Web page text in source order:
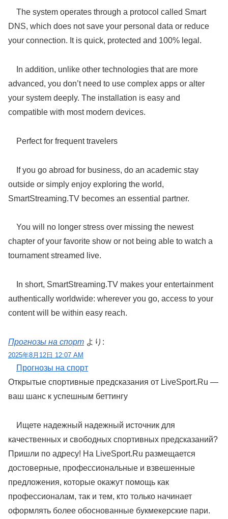
The system operates through a protocol called Smart
DNS, which does not save your personal data or reduce
your connection. It is quick, protected and 100% legal.
In addition, unlike other technologies that are more
advanced, you don’t need to use complex apps or alter
your system deeply. The installation is easy and
compatible with most modern devices.
Perfect for frequent travelers
If you go abroad for business, do an academic stay
outside or simply enjoy exploring the world,
SmartStreaming.TV becomes an essential partner.
You will no longer stress over missing the newest
chapter of your favorite show or not being able to watch a
tournament streamed live.
In short, SmartStreaming.TV makes your entertainment
authentically worldwide: wherever you go, access to your
content will be within easy reach.
Прогнозы на спорт より:
2025年8月12日 12:07 AM
Прогнозы на спорт
Открытые спортивные предсказания от LiveSport.Ru —
ваш шанс к успешным беттингу
Ищете надежный надежный источник для
качественных и свободных спортивных предсказаний?
Пришли по адресу! На LiveSport.Ru размещается
достоверные, профессиональные и взвешенные
предложения, которые окажут помощь как
профессионалам, так и тем, кто только начинает
оформлять более обоснованные букмекерские пари.